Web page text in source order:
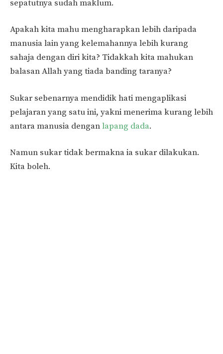
sepatutnya sudah maklum.
Apakah kita mahu mengharapkan lebih daripada
manusia lain yang kelemahannya lebih kurang
sahaja dengan diri kita? Tidakkah kita mahukan
balasan Allah yang tiada banding taranya?
Sukar sebenarnya mendidik hati mengaplikasi
pelajaran yang satu ini, yakni menerima kurang lebih
antara manusia denganlapang dada.
Namun sukar tidak bermakna ia sukar dilakukan.
Kita boleh.